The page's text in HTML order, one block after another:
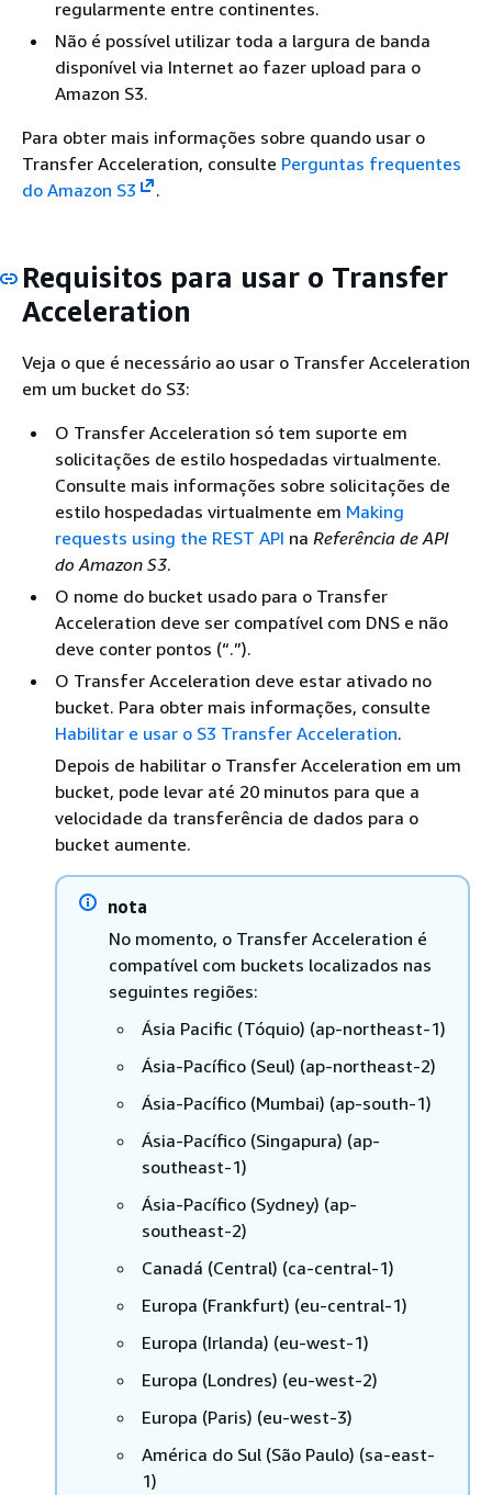
regularmente entre continentes.
Não é possível utilizar toda a largura de banda
disponível via Internet ao fazer upload para o
Amazon S3.
Para obter mais informações sobre quando usar o
Transfer Acceleration, consulte Perguntas frequentes
do Amazon S3
.
Requisitos para usar o Transfer
Acceleration
Veja o que é necessário ao usar o Transfer Acceleration
em um bucket do S3:
O Transfer Acceleration só tem suporte em
solicitações de estilo hospedadas virtualmente.
Consulte mais informações sobre solicitações de
estilo hospedadas virtualmente em Making
requests using the REST API na Referência de API
do Amazon S3.
O nome do bucket usado para o Transfer
Acceleration deve ser compatível com DNS e não
deve conter pontos (“.”).
O Transfer Acceleration deve estar ativado no
bucket. Para obter mais informações, consulte
Habilitar e usar o S3 Transfer Acceleration.
Depois de habilitar o Transfer Acceleration em um
bucket, pode levar até 20 minutos para que a
velocidade da transferência de dados para o
bucket aumente.
nota
No momento, o Transfer Acceleration é
compatível com buckets localizados nas
seguintes regiões:
Ásia Pacific (Tóquio) (ap-northeast-1)
Ásia-Pacífico (Seul) (ap-northeast-2)
Ásia-Pacífico (Mumbai) (ap-south-1)
Ásia-Pacífico (Singapura) (ap-
southeast-1)
Ásia-Pacífico (Sydney) (ap-
southeast-2)
Canadá (Central) (ca-central-1)
Europa (Frankfurt) (eu-central-1)
Europa (Irlanda) (eu-west-1)
Europa (Londres) (eu-west-2)
Europa (Paris) (eu-west-3)
América do Sul (São Paulo) (sa-east-
1)